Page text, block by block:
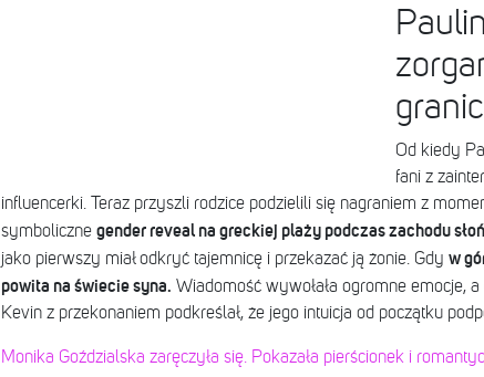
Od kiedy
fani z
influencerki. Teraz przyszli rodzice podzielili się nagraniem z
symboliczne gender reveal na greckiej plaży podczas zachodu
jako pierwszy miał odkryć tajemnicę i przekazać ją żonie. Gdy w
powita na świecie syna. Wiadomość wywołała ogromne emocje,
Kevin z przekonaniem podkreślał, że jego intuicja od początku
Monika Goździalska zaręczyła się. Pokazała pierścionek i